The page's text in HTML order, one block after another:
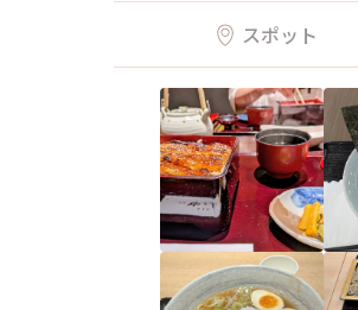
スポット